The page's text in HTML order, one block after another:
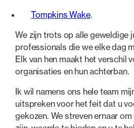
Tompkins Wake.
We zijn trots op alle geweldige
professionals die we elke dag
Elk van hen maakt het verschil
organisaties en hun achterban.
Ik wil namens ons hele team
uitspreken voor het feit dat u
gekozen. We streven ernaar